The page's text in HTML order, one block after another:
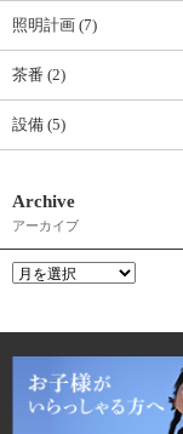
照明計画 (7)
茶番 (2)
設備 (5)
Archive
アーカイブ